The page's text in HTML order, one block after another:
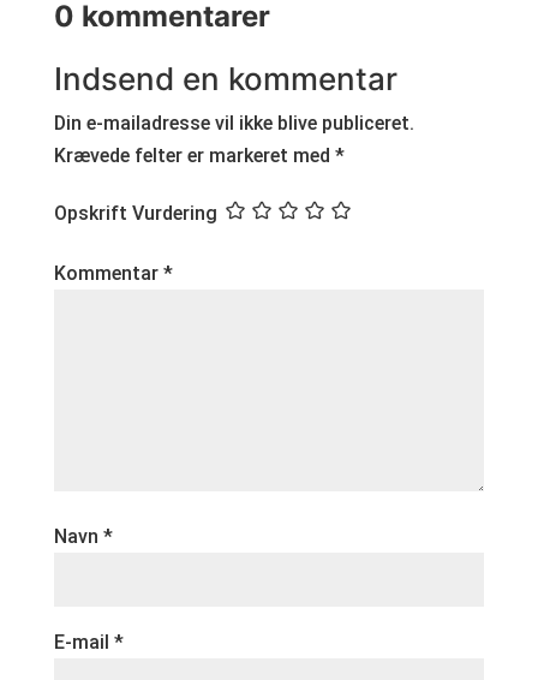
0 kommentarer
Indsend en kommentar
Din e-mailadresse vil ikke blive publiceret.
Krævede felter er markeret med *
Opskrift Vurdering
Kommentar *
Navn *
E-mail *